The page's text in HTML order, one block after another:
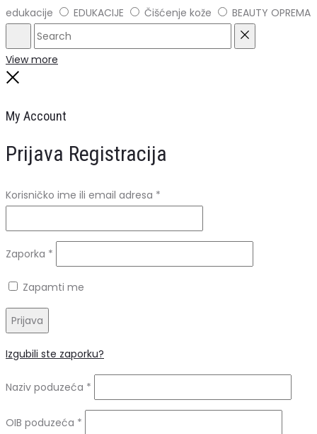
edukacije
EDUKACIJE Čišćenje kože BEAUTY OPREMA
Search
View more
My Account
Prijava Registracija
Korisničko ime ili email adresa *
Zaporka *
Zapamti me
Prijava
Izgubili ste zaporku?
Naziv poduzeća *
OIB poduzeća *